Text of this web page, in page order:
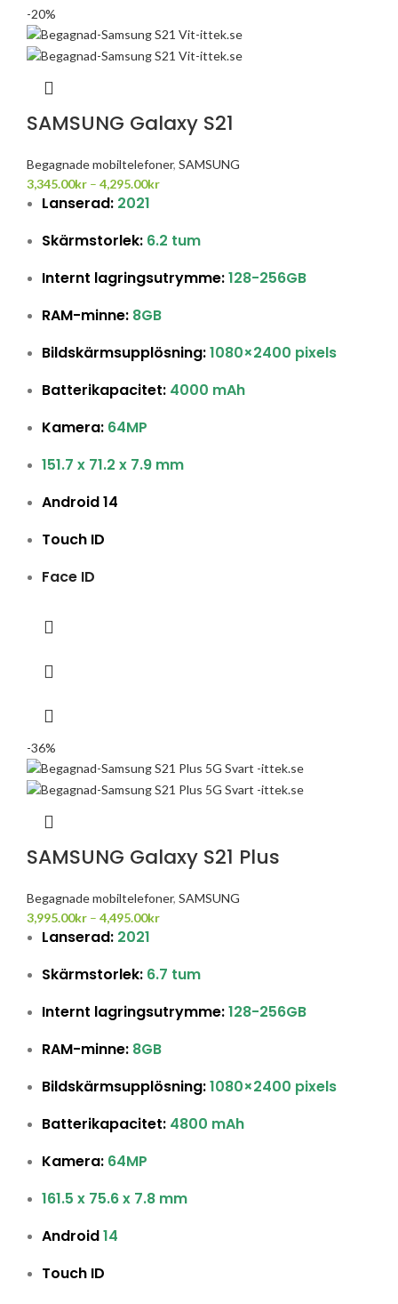
-20%
SAMSUNG Galaxy S21
Begagnade mobiltelefoner, SAMSUNG
3,345.00kr – 4,295.00kr
Lanserad: 2021
Skärmstorlek: 6.2 tum
Internt lagringsutrymme:128-256GB
RAM-minne: 8GB
Bildskärmsupplösning:1080×2400 pixels
Batterikapacitet: 4000 mAh
Kamera: 64MP
151.7 x 71.2 x 7.9 mm
Android 14
Touch ID
Face ID
-36%
SAMSUNG Galaxy S21 Plus
Begagnade mobiltelefoner, SAMSUNG
3,995.00kr – 4,495.00kr
Lanserad: 2021
Skärmstorlek: 6.7 tum
Internt lagringsutrymme:128-256GB
RAM-minne: 8GB
Bildskärmsupplösning:1080×2400 pixels
Batterikapacitet: 4800 mAh
Kamera: 64MP
161.5 x 75.6 x 7.8 mm
Android14
Touch ID